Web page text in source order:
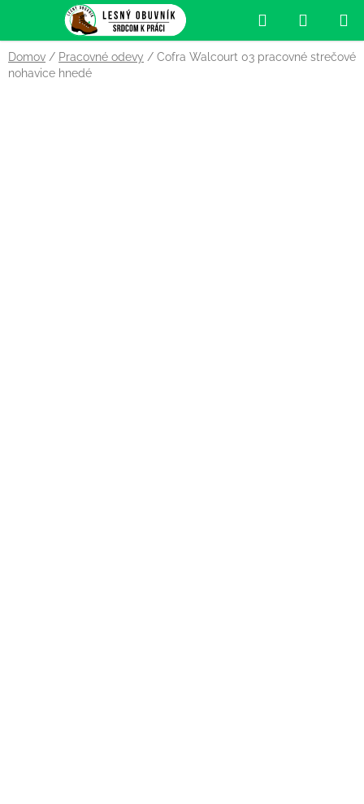
obsah
Hľadať
KOŠÍK
Domov / Pracovné odevy / Cofra Walcourt 03 pracovné strečové
nohavice hnedé